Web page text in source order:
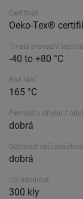
Certifikát
Oeko-Tex®
Trvalá provozní teplota
-40 to +80 °C
Bod tání
165 °C
Pevnost v ohybu /
dobrá
Odolnost vůči
dobrá
UV-odolnost
300 kly